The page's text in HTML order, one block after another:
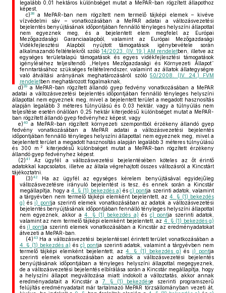
legalább 0,01 hektáros különbséget mutat a MePAR-ban rögzített állapothoz
képest,
c)38a MePAR-ban nem rögzített nem termelő tájképi elemek – kivéve
vízvédelmi sáv – vonatkozásában a MePAR adatai a változásvezetési
bejelentés benyújtásának időpontjában fennálló tényleges helyszíni állapottal
nem egyeznek meg, és a bejelentett elem megfelel az Európai
Mezőgazdasági Garanciaalapból, valamint az Európai Mezőgazdasági
Vidékfejlesztési Alapból nyújtott támogatások igénybevétele során
alkalmazandó feltételekről szóló 14/2023. (IV. 19.) AM rendeletben, illetve az
egységes területalapú támogatások és egyes vidékfejlesztési támogatások
igényléséhez teljesítendő „Helyes Mezőgazdasági és Környezeti Állapot”
fenntartásához szükséges feltételrendszer, valamint az állatok állategységre
való átváltási arányának meghatározásáról szóló50/2008. (IV. 24.) FVM
rendeletben meghatározott fogalmaknak,
d)39 a MePAR-ban rögzített állandó gyep fedvény vonatkozásában a MePAR
adatai a változásvezetési bejelentés időpontjában fennálló tényleges helyszíni
állapottal nem egyeznek meg, mivel a bejelentett terület a megadott hasznosítás
alapján legalább 3 méteres túlnyúlású és 0,03 hektár, vagy a túlnyúlás nem
teljesítése esetén önállóan 0,25 hektár kiterjedésű különbséget mutat a MePAR-
ban rögzített állandó gyep fedvényhez képest, vagy
e)40
a MePAR-ban rögzített környezeti szempontból érzékeny állandó gyep
fedvény vonatkozásában a MePAR adatai a változásvezetési bejelentés
időpontjában fennálló tényleges helyszíni állapottal nem egyeznek meg, mivel a
bejelentett terület a megadott hasznosítás alapján legalább 3 méteres túlnyúlású
és 300 m 2
kiterjedésű különbséget mutat a MePAR-ban rögzített érzékeny
állandó gyep fedvényhez képest.
(2)41
Az ügyfél a változásvezetési bejelentésében köteles az őt érintő
adatokkal kapcsolatos, illetve az általa végrehajtott összes változásról a Kincstárt
tájékoztatni.
(3)42
Ha az ügyfél az egységes kérelem benyújtásával egyidejűleg
változásvezetésre irányuló bejelentést is tesz, és ennek során a Kincstár
megállapítja, hogy a4. § (1) bekezdés a) ésc) pontja szerinti adatok, valamint
a tárgyévben nem termelő tájképi elemként bejelentett, az4. § (1) bekezdés
g) ési) pontja szerinti elemek vonatkozásában az adatok a változásvezetési
bejelentés benyújtásának időpontjában fennálló tényleges helyszíni állapottal
nem egyeznek, akkor a4. § (1) bekezdés a) és c) pontja szerinti adatok,
valamint az nem termelő tájképi elemként bejelentett, az 4. § (1) bekezdés g)
ési) pontja szerinti elemek vonatkozásában a Kincstár az eredményadatokat
átvezeti a MePAR-ban.
(4)43Ha a változásvezetési bejelentéssel érintett terület vonatkozásában a
4. § (1) bekezdés a) és c) pontja szerinti adatok, valamint a tárgyévben nem
termelő tájképi elemként bejelentett, az4. § (1) bekezdés g) ési) pontja
szerinti elemek vonatkozásában az adatok a változásvezetési bejelentés
benyújtásának időpontjában a tényleges helyszíni állapottal megegyeznek,
de a változásvezetési bejelentés elbírálása során a Kincstár megállapítja, hogy
a helyszíni állapot megváltozása miatt indokolt a változtatás, akkor annak
eredményadatait a Kincstár a 7. § (1) bekezdése szerinti programszerű
felújítás eredményadatait már tartalmazó MePAR törzsállományban vezeti át,